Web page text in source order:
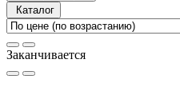
Каталог
Заканчивается